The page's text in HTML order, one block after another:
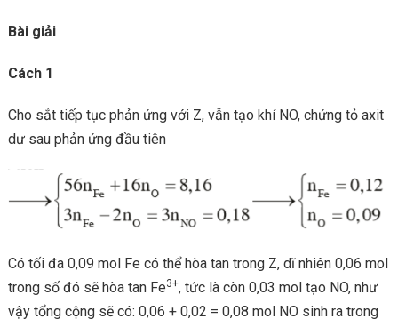
Bài giải
Cách 1
Cho sắt tiếp tục phản ứng với Z, vẫn tạo khí NO, chứng tỏ axit
dư sau phản ứng đầu tiên
Có tối đa 0,09 mol Fe có thể hòa tan trong Z, dĩ nhiên 0,06 mol
trong số đó sẽ hòa tan Fe3+, tức là còn 0,03 mol tạo NO, như
vậy tổng cộng sẽ có: 0,06 + 0,02 = 0,08 mol NO sinh ra trong